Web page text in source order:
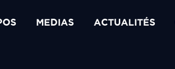
MEDIAS ACTUALITÉS